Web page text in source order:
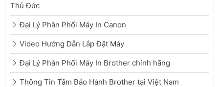
Thủ Đức
Đại Lý Phân Phối Máy In Canon
Video Hướng Dẫn Lắp Đặt Máy
Đại Lý Phân Phối Máy In Brother chính hãng
Thông Tin Tâm Bảo Hành Brother tại Việt Nam